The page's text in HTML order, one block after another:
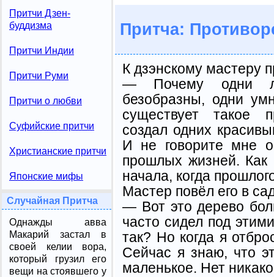
Притчи Дзен-
буддизма
Притчи Индии
Притчи Руми
Притчи о любви
Суфийские притчи
Христианские притчи
Японские мифы
Случайная Притча
Однажды авва
Макарий застал в
своей келии вора,
который грузил его
вещи на стоявшего у
Притча:
К дзэнскому мастеру
— Почему одни
безобразны, одни
существует такое
создал одних
И не говорите мне
прошлых жизней. Как
начала, когда
Мастер повёл его в
— Вот это дерево
часто сидел под
так? Но когда я
Сейчас я знаю, что
маленькое. Нет